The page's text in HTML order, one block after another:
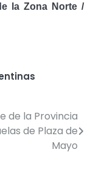
la Zona Norte /
de la Provincia
de Plaza de
Mayo